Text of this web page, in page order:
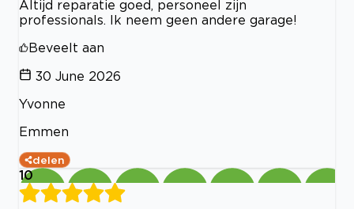
Altijd reparatie goed, personeel zijn
professionals. Ik neem geen andere garage!
Beveelt aan
30 June 2026
Yvonne
Emmen
delen
10